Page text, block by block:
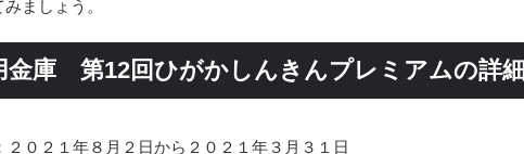
ましょう。
金庫 第12回ひがかしんきんプレミアムの詳細
２０２１年８月２日から２０２１年３月３１日